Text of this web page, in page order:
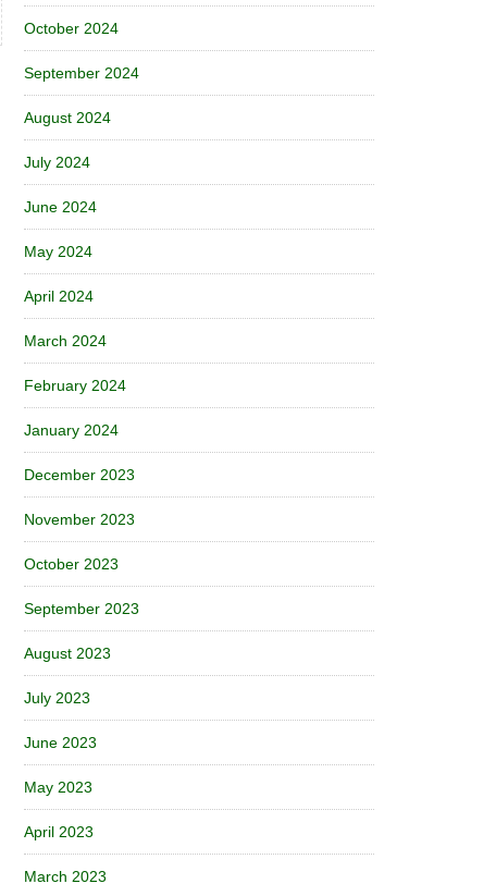
October 2024
September 2024
August 2024
July 2024
June 2024
May 2024
April 2024
March 2024
February 2024
January 2024
December 2023
November 2023
October 2023
September 2023
August 2023
July 2023
June 2023
May 2023
April 2023
March 2023